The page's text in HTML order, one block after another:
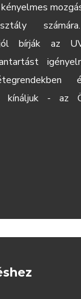
bírják az
kínáljuk - az